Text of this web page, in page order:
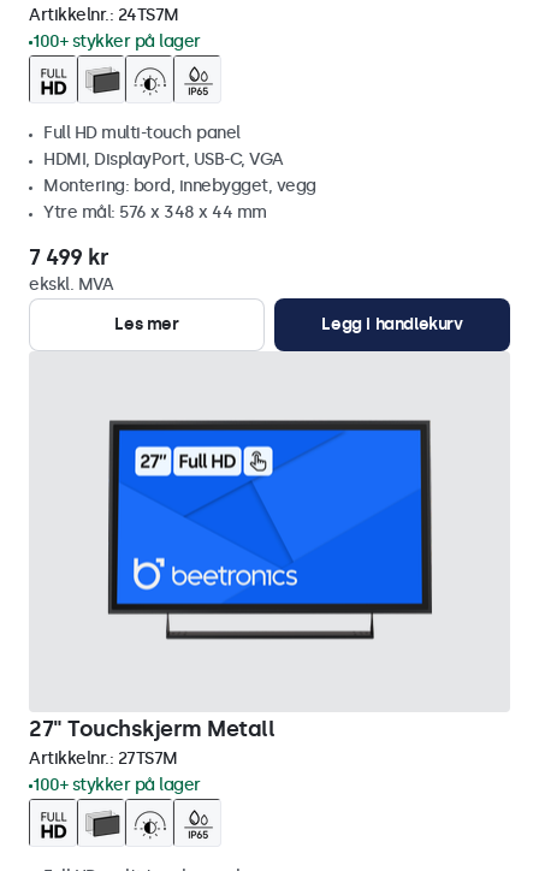
Artikkelnr.: 24TS7M
100+ stykker på lager
Full HD multi-touch panel
HDMI, DisplayPort, USB-C, VGA
Montering: bord, innebygget, vegg
Ytre mål: 576 x 348 x 44 mm
7 499 kr
ekskl. MVA
Les mer
Legg i handlekurv
27" Touchskjerm Metall
Artikkelnr.: 27TS7M
100+ stykker på lager